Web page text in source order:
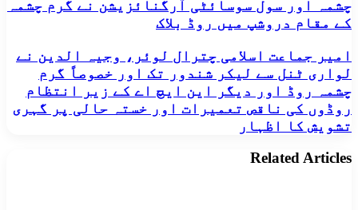
کی
ناقص
کے
باعث
چترال
گرم
چشمہ
روڈ
کی
خستہ
حالی
چشمہ اور سول سوسائٹی آرگنائزیشن نے گرم چشمہ
کے مقام دروشپ میں روڈ بلاک
امیر
جماعت
اسلامی
چترال
لوئر،
وجیہ
نے
امیر جماعت اسلامی چترال لوئر، وجیہ الدین نے
لواری ٹنل سے لیکر شندور تک اور خصوصاً گرم
چشمہ روڈ اور دیگر این ایچ اے کے زیر انتظام
روڈوں کی ناقص تعمیرات اور خستہ حالی پر گہری
تشویش کا اظہار
Related Articles